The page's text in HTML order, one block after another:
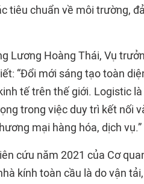
tiêu chuẩn về môi trường,
Lương Hoàng Thái, Vụ
“Đổi mới sáng tạo toàn
tế trên thế giới. Logistic
trong việc duy trì kết nối
mại hàng hóa, dịch vụ.”
cứu năm 2021 của Cơ
kính toàn cầu là do vận